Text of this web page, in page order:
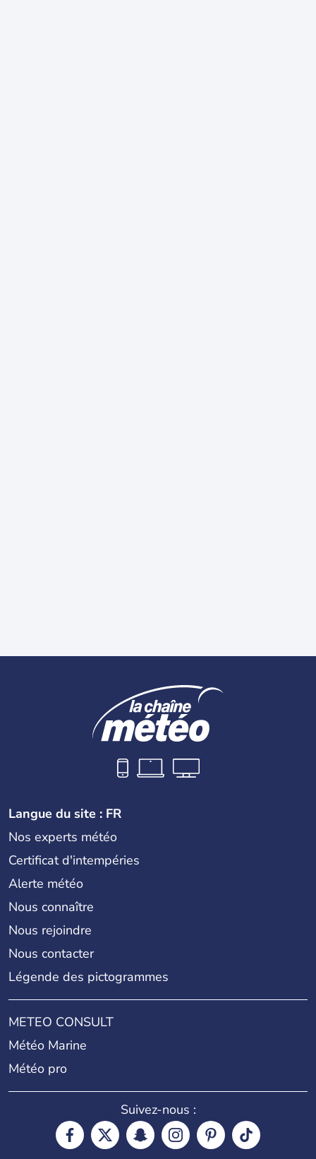
Langue du site : FR
Nos experts météo
Certificat d'intempéries
Alerte météo
Nous connaître
Nous rejoindre
Nous contacter
Légende des pictogrammes
METEO CONSULT
Météo Marine
Météo pro
Suivez-nous :